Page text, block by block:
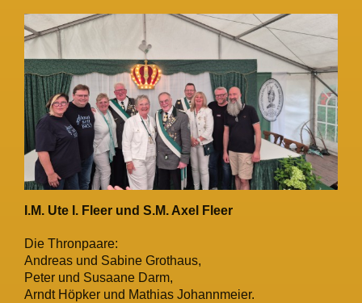
I.M. Ute I. Fleer und S.M. Axel Fleer
Die Thronpaare:
Andreas und Sabine Grothaus,
Peter und Susaane Darm,
Arndt Höpker und Mathias Johannmeier.